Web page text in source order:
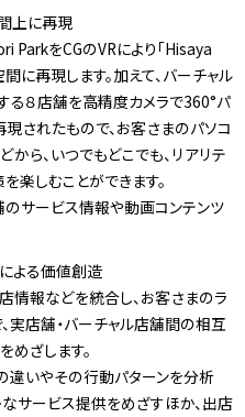
上に再現
をCGのVRにより「Hisaya
に再現します。加えて、バーチャル
る８店舗を高精度カメラで360°パ
されたもので、お客さまのパソコ
から、いつでもどこでも、リアリテ
しむことができます。
のサービス情報や動画コンテンツ
よる価値創造
情報などを統合し、お客さまのラ
実店舗・バーチャル店舗間の相互
ざします。
違いやその行動パターンを分析
サービス提供をめざすほか、出店